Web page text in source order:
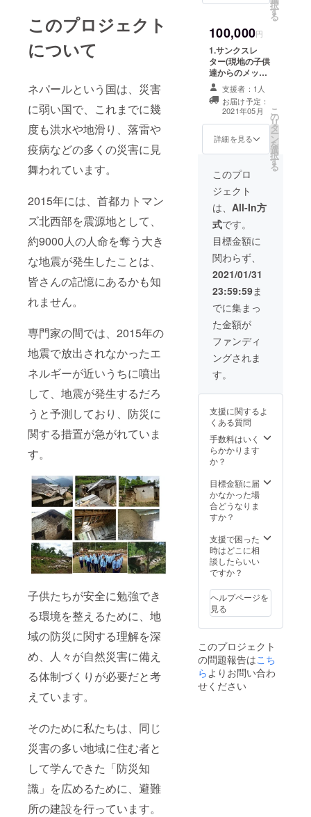
このプロジェクト
について
ネパールという国は、災害
に弱い国で、これまでに幾
度も洪水や地滑り、落雷や
疫病などの多くの災害に見
舞われています。
2015年には、首都カトマン
ズ北西部を震源地として、
約9000人の人命を奪う大き
な地震が発生したことは、
皆さんの記憶にあるかも知
れません。
専門家の間では、2015年の
地震で放出されなかったエ
ネルギーが近いうちに噴出
して、地震が発生するだろ
うと予測しており、防災に
関する措置が急がれていま
す。
子供たちが安全に勉強でき
る環境を整えるために、地
域の防災に関する理解を深
め、人々が自然災害に備え
る体制づくりが必要だと考
えています。
そのために私たちは、同じ
災害の多い地域に住む者と
して学んできた「防災知
識」を広めるために、避難
所の建設を行っています。
ジェクト
2．教育キャ
ンププロ
ジェクト
2021年8月の開
影響により開催
時期変更可能性
があります。) 場
所：①東京・神
奈川エリア ②
長野市または松
本市 ③オンラ
インでの参加 7.
子供達のダンス
の動画(Youtube
限定リンクと
意) ※3.4につい
て、支援時に必
ず備考欄にご希
望のお名前をご
記入ください。
5.報告会招待
（オンライン）
日程：2021年6
月 場所：ZOOM
を利用して行う
6.報告会招待
(コロナの影響に
影響により開催
程：2021年8月
の開催予定(コロ
ナの影響により
開催時期変更可
能性がありま
す。) 場所：①東
京・神奈川エリ
ア ②長野市ま
たは松本市 ③
オンラインでの
参加 交通費や滞
在費：自己負担
でお願いしま
す。 7.記念品
(キーホルダーな
ど 建設時の端材
を利用したもの)
8.子供達のダン
スの動画
タとDVD)
択
す
る
100,000円
1.サンクスレ
ター(現地の子供
達からのメッ
セージ付き) 2.活
動報告書を冊子
で送る 3.報告書
への名前の記載
(任意) 4.体育館
に設置するプ
※3.4について、
支援時に必ず備
考欄にご希望の
お名前をご記入
ください。 5.報
告会招待（オン
ライン） 日程：
20201年6月 場
所：ZOOMを利
用して行う 6.報
ナの影響に影響
により開催時期
未確定) 日程：
2021年8月の開
催予定(コロナの
影響により開催
時期変更可能性
があります。) 場
所：①東京・神
奈川エリア ②
長野市または松
本市 ③オンラ
インでの参加 交
通費や滞在費：
自己負担でお願
いします。 7.記
ダーなど 建設時
の端材を利用し
たもの 8現地の
お土産(T-シャ
ダンスの動画
(Youtube 限定リ
ンクとMp4デー
タとDVD) 10.出
効期限：2021年
8月〜2021年12
月（平日を除
く）」 ※ コ
ロナの影響のよ
り時期変更ご相
談 ※ 現地ま
での交通費およ
び講演内容は別
途ご相談
支援者：1人
お届け予定：
2021年05月
詳細を見る
こ
の
リ
タ
ー
ン
を
選
択
す
る
このプロ
ジェクト
は、 All-In方
式です。
目標金額に
関わらず、
2021/01/31
23:59:59ま
でに集まっ
た金額が
ファンディ
ングされま
す。
支援に関するよ
くある質問
手数料はいく
らかかります
か？
目標金額に届
かなかった場
合どうなりま
すか？
支援で困った
時はどこに相
談したらいい
ですか？
ヘルプページを
見る
このプロジェクト
の問題報告はこち
ら よりお問い合わ
せください